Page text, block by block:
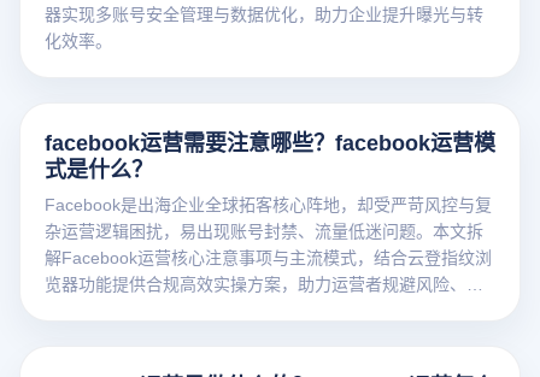
器实现多账号安全管理与数据优化，助力企业提升曝光与转
化效率。
facebook运营需要注意哪些？facebook运营模
式是什么？
Facebook是出海企业全球拓客核心阵地，却受严苛风控与复
杂运营逻辑困扰，易出现账号封禁、流量低迷问题。本文拆
解Facebook运营核心注意事项与主流模式，结合云登指纹浏
览器功能提供合规高效实操方案，助力运营者规避风险、提